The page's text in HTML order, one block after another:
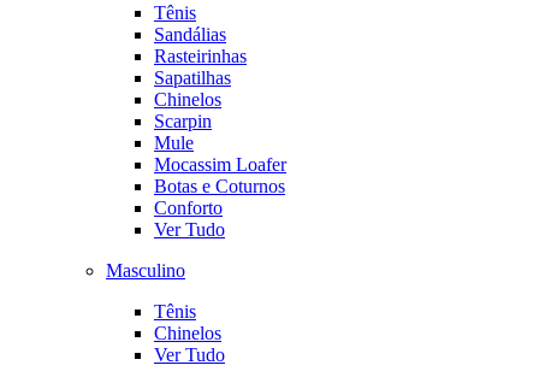
Tênis
Sandálias
Rasteirinhas
Sapatilhas
Chinelos
Scarpin
Mule
Mocassim Loafer
Botas e Coturnos
Conforto
Ver Tudo
Masculino
Tênis
Chinelos
Ver Tudo